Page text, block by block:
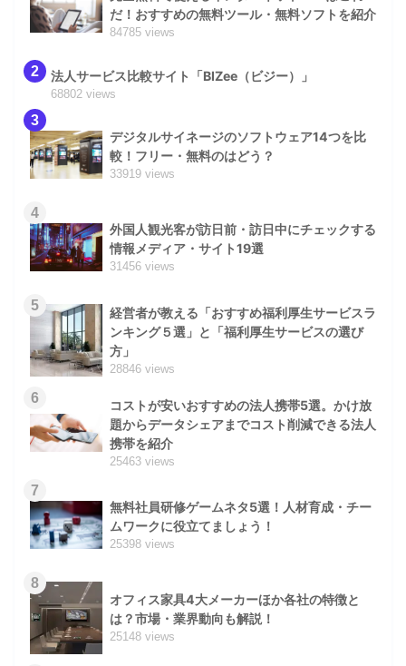
だ！おすすめの無料ツール・無料ソフトを紹介
84785 views
2 法人サービス比較サイト「BIZee（ビジー）」
68802 views
3
デジタルサイネージのソフトウェア14つを比
較！フリー・無料のはどう？
33919 views
4
外国人観光客が訪日前・訪日中にチェックする
情報メディア・サイト19選
31456 views
5
経営者が教える「おすすめ福利厚生サービスラ
ンキング５選」と「福利厚生サービスの選び
方」
28846 views
6
コストが安いおすすめの法人携帯5選。かけ放
題からデータシェアまでコスト削減できる法人
携帯を紹介
25463 views
7
無料社員研修ゲームネタ5選！人材育成・チー
ムワークに役立てましょう！
25398 views
8
オフィス家具4大メーカーほか各社の特徴と
は？市場・業界動向も解説！
25148 views